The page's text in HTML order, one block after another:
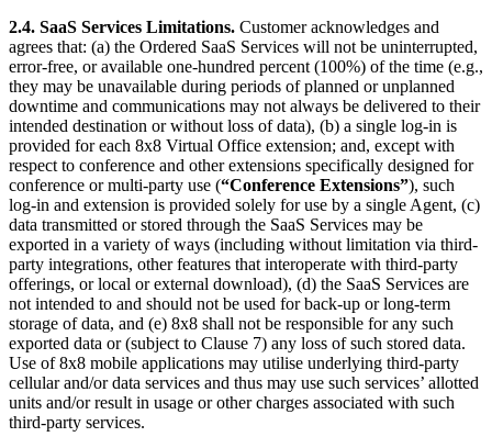
2.4. SaaS Services Limitations. Customer acknowledges and
agrees that: (a) the Ordered SaaS Services will not be uninterrupted,
error-free, or available one-hundred percent (100%) of the time (e.g.,
they may be unavailable during periods of planned or unplanned
downtime and communications may not always be delivered to their
intended destination or without loss of data), (b) a single log-in is
provided for each 8x8 Virtual Office extension; and, except with
respect to conference and other extensions specifically designed for
conference or multi-party use (“Conference Extensions”), such
log-in and extension is provided solely for use by a single Agent, (c)
data transmitted or stored through the SaaS Services may be
exported in a variety of ways (including without limitation via third-
party integrations, other features that interoperate with third-party
offerings, or local or external download), (d) the SaaS Services are
not intended to and should not be used for back-up or long-term
storage of data, and (e) 8x8 shall not be responsible for any such
exported data or (subject to Clause 7) any loss of such stored data.
Use of 8x8 mobile applications may utilise underlying third-party
cellular and/or data services and thus may use such services’ allotted
units and/or result in usage or other charges associated with such
third-party services.